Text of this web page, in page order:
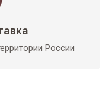
России